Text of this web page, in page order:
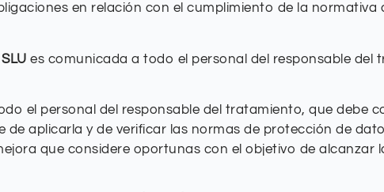
en relación con el cumplimiento de la normativa
es comunicada a todo el personal del responsable del
el personal del responsable del tratamiento, que debe
aplicarla y de verificar las normas de protección de
que considere oportunas con el objetivo de alcanzar